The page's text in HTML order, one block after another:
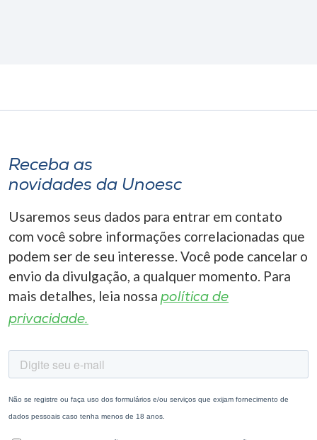
Receba as
novidades da Unoesc
Usaremos seus dados para entrar em contato
com você sobre informações correlacionadas que
podem ser de seu interesse. Você pode cancelar o
envio da divulgação, a qualquer momento. Para
mais detalhes, leia nossa política de
privacidade.